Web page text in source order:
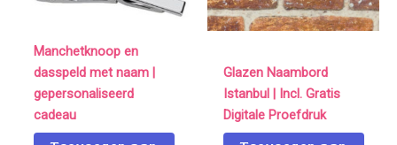
Manchetknoop en
dasspeld met naam |
gepersonaliseerd
cadeau
Glazen Naambord
Istanbul | Incl. Gratis
Digitale Proefdruk